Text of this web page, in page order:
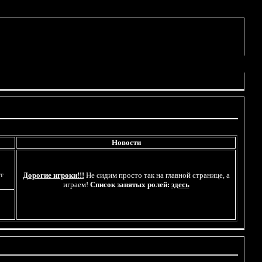
Новости
Дорогие игроки!!! Не сидим просто так на главной странице, а
играем! Список занятых ролей: здесь